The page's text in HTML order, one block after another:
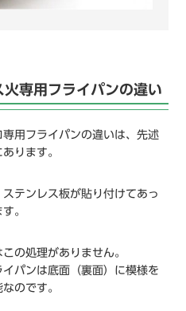
火専用フライパンの違い
専用フライパンの違いは、先述
あります。
テンレス板が貼り付けてあっ
。
の処理がありません。
パンは底面（裏面）に模様を
のです。